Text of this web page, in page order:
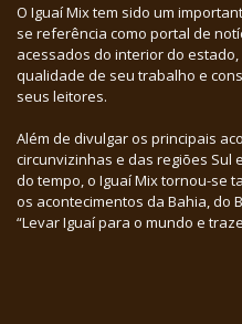
O Iguaí Mix tem sido um
se referência como portal de
acessados do interior do
qualidade de seu trabalho e
seus leitores.
Além de divulgar os principais
circunvizinhas e das regiões Sul
do tempo, o Iguaí Mix tornou-se
os acontecimentos da Bahia, do
“Levar Iguaí para o mundo e